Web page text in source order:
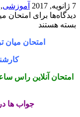
7 ژانویه, 2017 آموزشی,
دیدگاه‌ها برای امتحان
بسته هستند
امتحان
جواب ها